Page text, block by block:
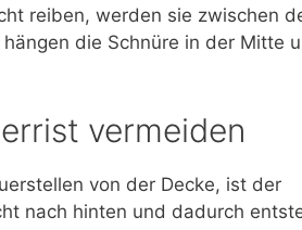
reiben, werden sie zwischen
die Schnüre in der Mitte
vermeiden
von der Decke, ist der
nach hinten und dadurch